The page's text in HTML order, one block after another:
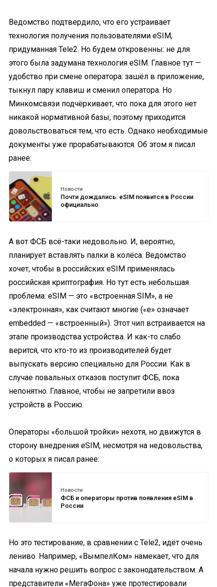
Ведомство подтвердило, что его устраивает
технология получения пользователями eSIM,
придуманная Tele2. Но будем откровенны: не для
этого была задумана технология eSIM. Главное тут —
удобство при смене оператора: зашёл в приложение,
тыкнул пару клавиш и сменил оператора. Но
Минкомсвязи подчёркивает, что пока для этого нет
никакой нормативной базы, поэтому приходится
довольствоваться тем, что есть. Однако необходимые
документы уже прорабатываются. Об этом я писал
ранее:
Новости
Почти дождались: eSIM появится в России
официально
А вот ФСБ всё-таки недовольно. И, вероятно,
планирует вставлять палки в колёса. Ведомство
хочет, чтобы в российских eSIM применялась
российская криптография. Но тут есть небольшая
проблема: eSIM — это «встроенная SIM», а не
«электронная», как считают многие («е» означает
embedded — «встроенный»). Этот чип встраивается на
этапе производства устройства. И как-то слабо
верится, что кто-то из производителей будет
выпускать версию специально для России. Как в
случае повальных отказов поступит ФСБ, пока
непонятно. Главное, чтобы не запретили ввоз
устройств в Россию.
Операторы «большой тройки» нехотя, но движутся в
сторону внедрения eSIM, несмотря на недовольства,
о которых я писал ранее:
Новости
ФСБ и операторы против появления eSIM в
России
Но это тестирование, в сравнении с Tele2, идёт очень
лениво. Например, «ВымпелКом» намекает, что для
начала нужно решить вопрос с законодательством. А
представители «МегаФона» уже протестировали